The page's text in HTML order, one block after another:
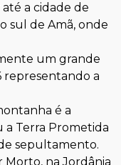
a cidade de
sul de Amã, onde
um grande
representando a
é a
a Terra Prometida
sepultamento.
Morto, na Jordânia